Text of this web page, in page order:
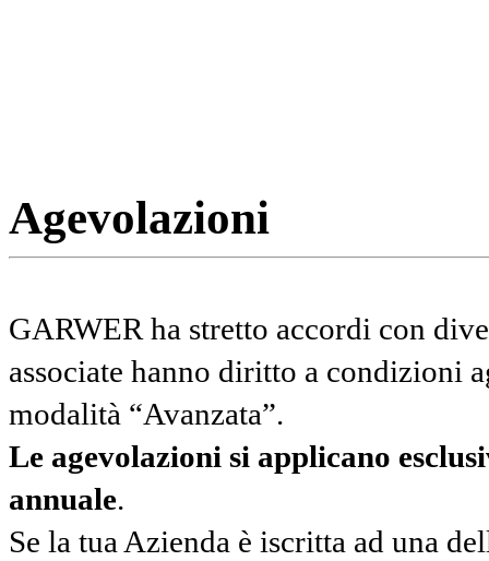
Agevolazioni
GARWER ha stretto accordi con
associate hanno diritto a condizioni
modalità “Avanzata”.
Le agevolazioni si applicano
annuale.
Se la tua Azienda è iscritta ad una